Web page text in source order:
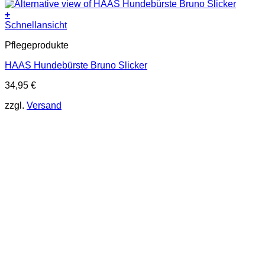
+
Schnellansicht
Pflegeprodukte
HAAS Hundebürste Bruno Slicker
34,95 €
zzgl. Versand